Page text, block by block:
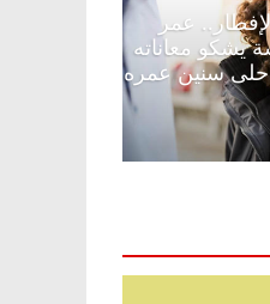
مقعد شاغر على مائدة
محمد علي طالب الهندسة
من الأمراض.. ووالدته:
بتضيع في السجن
15 مارس، 2026